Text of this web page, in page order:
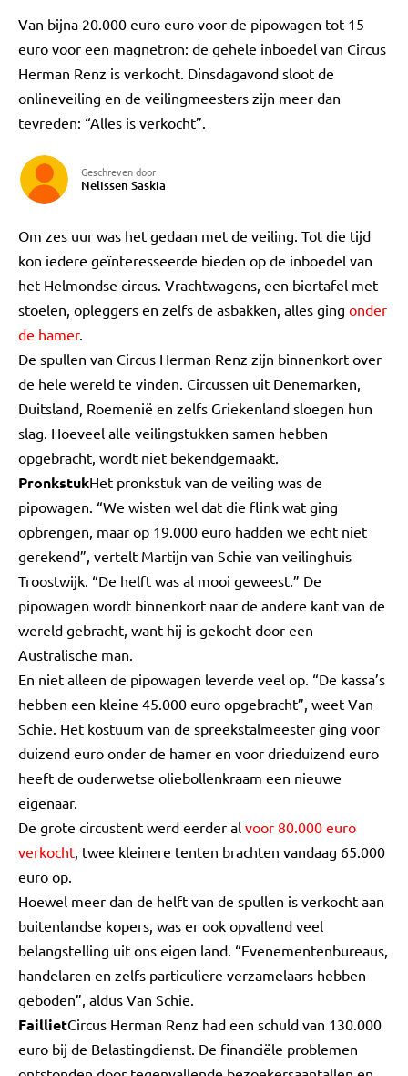
Van bijna 20.000 euro euro voor de pipowagen tot 15
euro voor een magnetron: de gehele inboedel van Circus
Herman Renz is verkocht. Dinsdagavond sloot de
onlineveiling en de veilingmeesters zijn meer dan
tevreden: “Alles is verkocht”.
Geschreven door
Nelissen Saskia
Om zes uur was het gedaan met de veiling. Tot die tijd
kon iedere geïnteresseerde bieden op de inboedel van
het Helmondse circus. Vrachtwagens, een biertafel met
stoelen, opleggers en zelfs de asbakken, alles ging onder
de hamer.
De spullen van Circus Herman Renz zijn binnenkort over
de hele wereld te vinden. Circussen uit Denemarken,
Duitsland, Roemenië en zelfs Griekenland sloegen hun
slag. Hoeveel alle veilingstukken samen hebben
opgebracht, wordt niet bekendgemaakt.
PronkstukHet pronkstuk van de veiling was de
pipowagen. “We wisten wel dat die flink wat ging
opbrengen, maar op 19.000 euro hadden we echt niet
gerekend”, vertelt Martijn van Schie van veilinghuis
Troostwijk. “De helft was al mooi geweest.” De
pipowagen wordt binnenkort naar de andere kant van de
wereld gebracht, want hij is gekocht door een
Australische man.
En niet alleen de pipowagen leverde veel op. “De kassa’s
hebben een kleine 45.000 euro opgebracht”, weet Van
Schie. Het kostuum van de spreekstalmeester ging voor
duizend euro onder de hamer en voor drieduizend euro
heeft de ouderwetse oliebollenkraam een nieuwe
eigenaar.
De grote circustent werd eerder al voor 80.000 euro
verkocht, twee kleinere tenten brachten vandaag 65.000
euro op.
Hoewel meer dan de helft van de spullen is verkocht aan
buitenlandse kopers, was er ook opvallend veel
belangstelling uit ons eigen land. “Evenementenbureaus,
handelaren en zelfs particuliere verzamelaars hebben
geboden”, aldus Van Schie.
FaillietCircus Herman Renz had een schuld van 130.000
euro bij de Belastingdienst. De financiële problemen